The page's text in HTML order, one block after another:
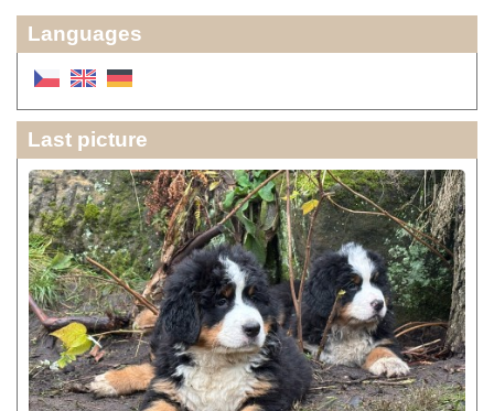
Languages
Last picture